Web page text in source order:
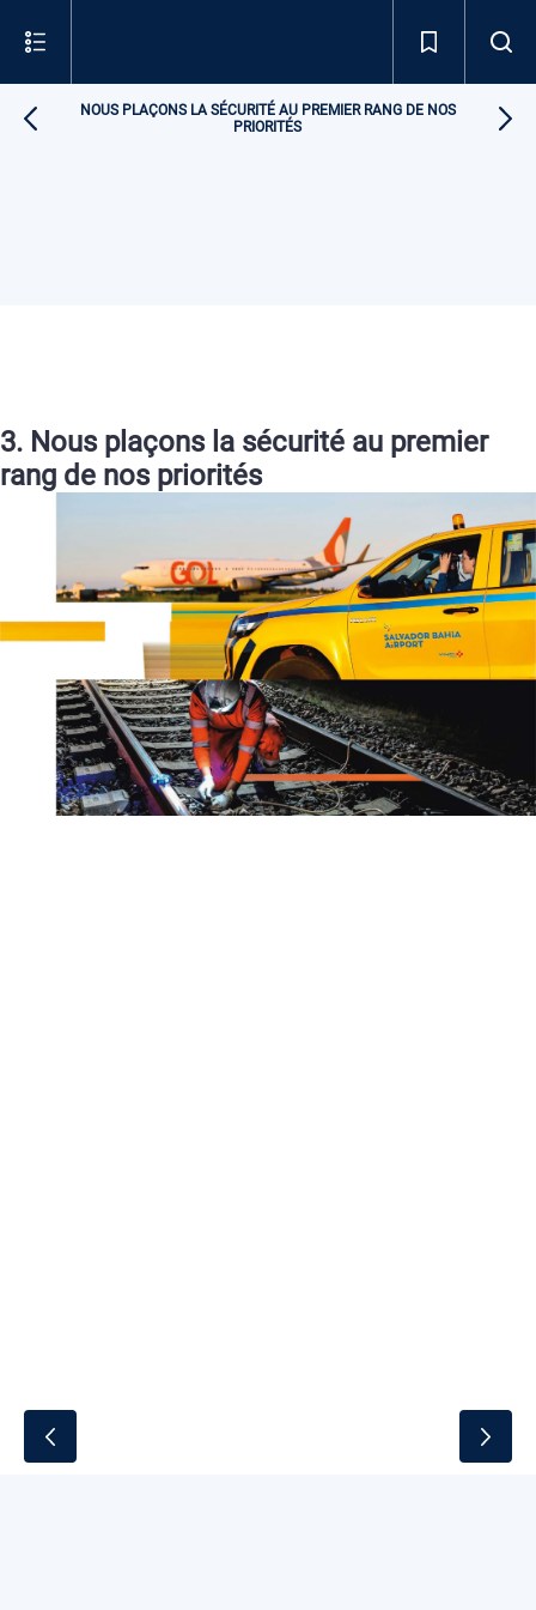
NOUS PLAÇONS LA SÉCURITÉ AU PREMIER RANG DE NOS
PRIORITÉS
3. Nous plaçons la sécurité au premier
rang de nos priorités